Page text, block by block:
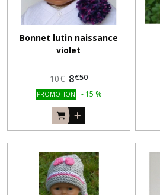
Bonnet lutin naissance
violet
10€ 8€50
PROMOTION - 15 %